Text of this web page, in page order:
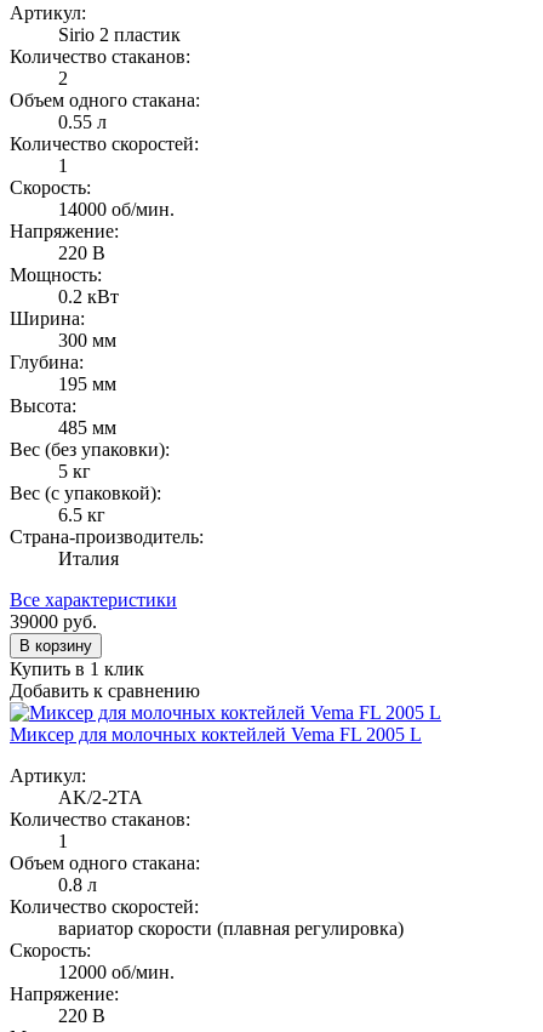
Артикул:
Sirio 2 пластик
Количество стаканов:
2
Объем одного стакана:
0.55 л
Количество скоростей:
1
Скорость:
14000 об/мин.
Напряжение:
220 В
Мощность:
0.2 кВт
Ширина:
300 мм
Глубина:
195 мм
Высота:
485 мм
Вес (без упаковки):
5 кг
Вес (с упаковкой):
6.5 кг
Страна-производитель:
Италия
Все характеристики
39000 руб.
В корзину
Купить в 1 клик
Добавить к сравнению
Миксер для молочных коктейлей Vema FL 2005 L
Артикул:
AK/2-2TA
Количество стаканов:
1
Объем одного стакана:
0.8 л
Количество скоростей:
вариатор скорости (плавная регулировка)
Скорость:
12000 об/мин.
Напряжение:
220 В